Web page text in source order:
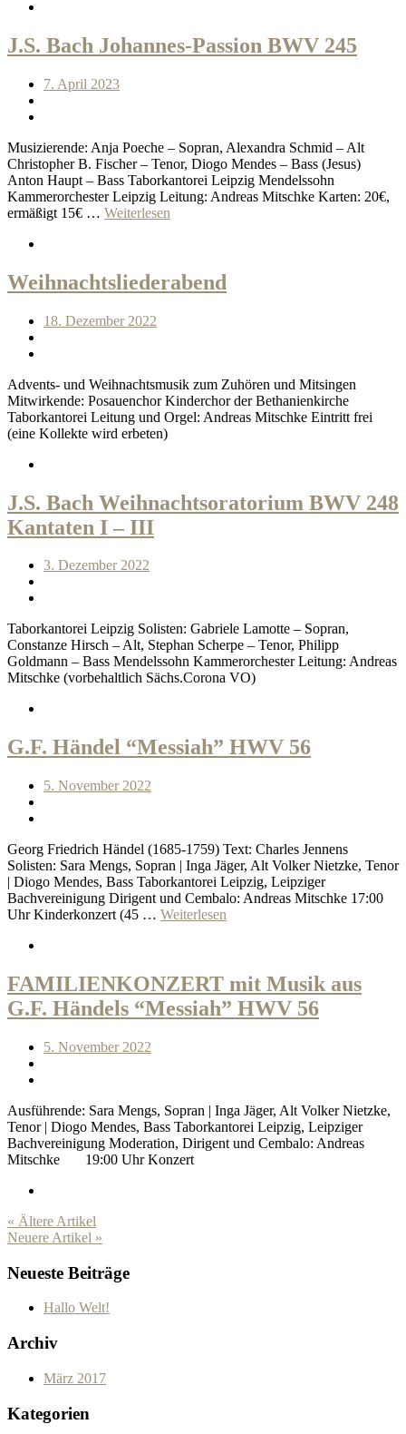
J.S. Bach Johannes-Passion BWV 245
7. April 2023
Musizierende: Anja Poeche – Sopran, Alexandra Schmid – Alt
Christopher B. Fischer – Tenor, Diogo Mendes – Bass (Jesus)
Anton Haupt – Bass Taborkantorei Leipzig Mendelssohn
Kammerorchester Leipzig Leitung: Andreas Mitschke Karten: 20€,
ermäßigt 15€ … Weiterlesen
Weihnachtsliederabend
18. Dezember 2022
Advents- und Weihnachtsmusik zum Zuhören und Mitsingen
Mitwirkende: Posauenchor Kinderchor der Bethanienkirche
Taborkantorei Leitung und Orgel: Andreas Mitschke Eintritt frei
(eine Kollekte wird erbeten)
J.S. Bach Weihnachtsoratorium BWV 248
Kantaten I – III
3. Dezember 2022
Taborkantorei Leipzig Solisten: Gabriele Lamotte – Sopran,
Constanze Hirsch – Alt, Stephan Scherpe – Tenor, Philipp
Goldmann – Bass Mendelssohn Kammerorchester Leitung: Andreas
Mitschke (vorbehaltlich Sächs.Corona VO)
G.F. Händel “Messiah” HWV 56
5. November 2022
Georg Friedrich Händel (1685-1759) Text: Charles Jennens
Solisten: Sara Mengs, Sopran | Inga Jäger, Alt Volker Nietzke, Tenor
| Diogo Mendes, Bass Taborkantorei Leipzig, Leipziger
Bachvereinigung Dirigent und Cembalo: Andreas Mitschke 17:00
Uhr Kinderkonzert (45 … Weiterlesen
FAMILIENKONZERT mit Musik aus
G.F. Händels “Messiah” HWV 56
5. November 2022
Ausführende: Sara Mengs, Sopran | Inga Jäger, Alt Volker Nietzke,
Tenor | Diogo Mendes, Bass Taborkantorei Leipzig, Leipziger
Bachvereinigung Moderation, Dirigent und Cembalo: Andreas
Mitschke 19:00 Uhr Konzert
« Ältere Artikel
Neuere Artikel »
Neueste Beiträge
Hallo Welt!
Archiv
März 2017
Kategorien